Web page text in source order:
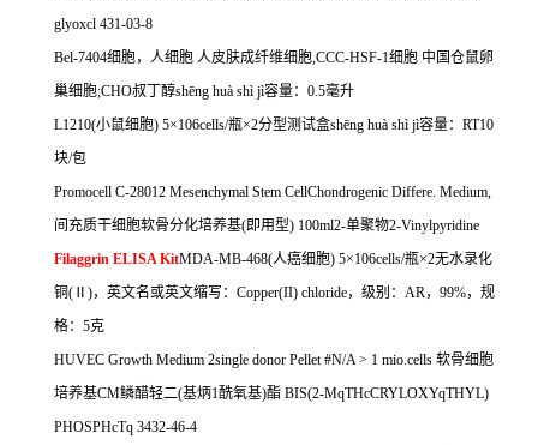
glyoxcl 431-03-8
Bel-7404细胞，人细胞 人皮肤成纤维细胞,CCC-HSF-1细胞 中国仓鼠卵
巢细胞;CHO叔丁醇shēng huà shì jì容量： 0.5毫升
L1210(小鼠细胞) 5×106cells/瓶×2分型测试盒shēng huà shì jì容量： RT10
块/包
Promocell C-28012 Mesenchymal Stem CellChondrogenic Differe. Medium,
间充质干细胞软骨分化培养基(即用型) 100ml2-单聚物2-Vinylpyridine
Filaggrin ELISA KitMDA-MB-468(人癌细胞) 5×106cells/瓶×2无水录化
铜( )，英文名或英文缩写： Copper(II) chloride，级别： AR， 99%，规
格： 5克
HUVEC Growth Medium 2single donor Pellet #N/A > 1 mio.cells 软骨细胞
培养基CM鳞醋轻二(基炳1酰氧基)酯 BIS(2-MqTHcCRYLOXYqTHYL)
PHOSPHcTq 3432-46-4